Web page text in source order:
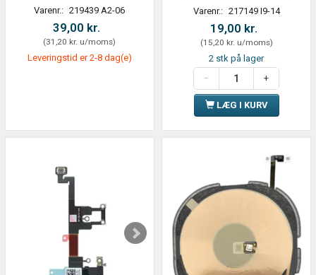
Varenr.: 219439 A2-06
39,00 kr.
(31,20 kr. u/moms)
Leveringstid er 2-8 dag(e)
Varenr.: 217149 I9-14
19,00 kr.
(15,20 kr. u/moms)
2 stk på lager
LÆG I KURV